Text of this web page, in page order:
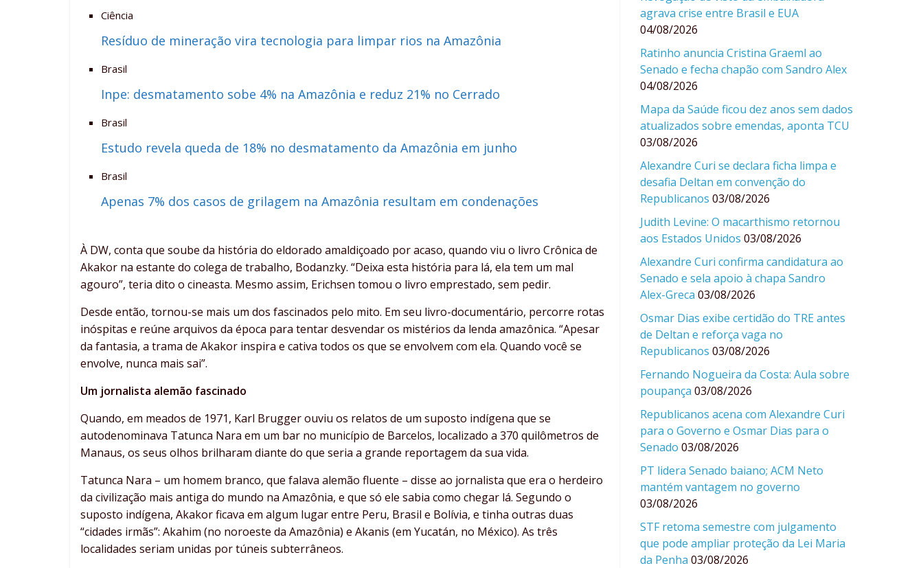
Ciência
Resíduo de mineração vira tecnologia para limpar rios na Amazônia
Brasil
Inpe: desmatamento sobe 4% na Amazônia e reduz 21% no Cerrado
Brasil
Estudo revela queda de 18% no desmatamento da Amazônia em junho
Brasil
Apenas 7% dos casos de grilagem na Amazônia resultam em condenações
À DW, conta que soube da história do eldorado amaldiçoado por acaso, quando viu o livro Crônica de
Akakor na estante do colega de trabalho, Bodanzky. “Deixa esta história para lá, ela tem um mal
agouro”, teria dito o cineasta. Mesmo assim, Erichsen tomou o livro emprestado, sem pedir.
Desde então, tornou-se mais um dos fascinados pelo mito. Em seu livro-documentário, percorre rotas
inóspitas e reúne arquivos da época para tentar desvendar os mistérios da lenda amazônica. “Apesar
da fantasia, a trama de Akakor inspira e cativa todos os que se envolvem com ela. Quando você se
envolve, nunca mais sai”.
Um jornalista alemão fascinado
Quando, em meados de 1971, Karl Brugger ouviu os relatos de um suposto indígena que se
autodenominava Tatunca Nara em um bar no município de Barcelos, localizado a 370 quilômetros de
Manaus, os seus olhos brilharam diante do que seria a grande reportagem da sua vida.
Tatunca Nara – um homem branco, que falava alemão fluente – disse ao jornalista que era o herdeiro
da civilização mais antiga do mundo na Amazônia, e que só ele sabia como chegar lá. Segundo o
suposto indígena, Akakor ficava em algum lugar entre Peru, Brasil e Bolívia, e tinha outras duas
“cidades irmãs”: Akahim (no noroeste da Amazônia) e Akanis (em Yucatán, no México). As três
localidades seriam unidas por túneis subterrâneos.
agrava crise entre Brasil e EUA
04/08/2026
Ratinho anuncia Cristina Graeml ao
Senado e fecha chapão com Sandro Alex
04/08/2026
Mapa da Saúde ficou dez anos sem dados
atualizados sobre emendas, aponta TCU
03/08/2026
Alexandre Curi se declara ficha limpa e
desafia Deltan em convenção do
Republicanos 03/08/2026
Judith Levine: O macarthismo retornou
aos Estados Unidos 03/08/2026
Alexandre Curi confirma candidatura ao
Senado e sela apoio à chapa Sandro
Alex-Greca 03/08/2026
Osmar Dias exibe certidão do TRE antes
de Deltan e reforça vaga no
Republicanos 03/08/2026
Fernando Nogueira da Costa: Aula sobre
poupança 03/08/2026
Republicanos acena com Alexandre Curi
para o Governo e Osmar Dias para o
Senado 03/08/2026
PT lidera Senado baiano; ACM Neto
mantém vantagem no governo
03/08/2026
STF retoma semestre com julgamento
que pode ampliar proteção da Lei Maria
da Penha 03/08/2026